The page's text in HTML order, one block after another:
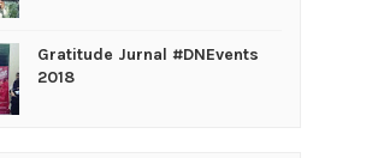
Gratitude Jurnal #DNEvents
2018